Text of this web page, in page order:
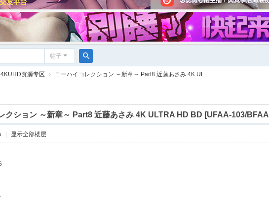
帖子
搜
4KUHD资源专区 › ニーハイコレクション ～新章～ Part8 近藤あさみ 4K UL ...
クション ～新章～ Part8 近藤あさみ 4K ULTRA HD BD [UFAA-103/
显示全部楼层